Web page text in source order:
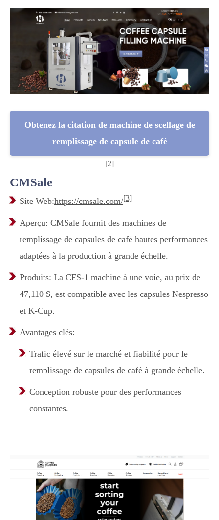
Obtenez la citation de machine de scellage de
remplissage de capsule de café
[2]
CMSale
Site Web:https://cmsale.com/[3]
Aperçu: CMSale fournit des machines de
remplissage de capsules de café hautes performances
adaptées à la production à grande échelle.
Produits: La CFS-1 machine à une voie, au prix de
47,110 $, est compatible avec les capsules Nespresso
et K-Cup.
Avantages clés:
Trafic élevé sur le marché et fiabilité pour le
remplissage de capsules de café à grande échelle.
Conception robuste pour des performances
constantes.